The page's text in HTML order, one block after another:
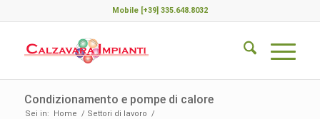
Mobile [+39] 335.648.8032
Condizionamento e pompe di calore
Sei in: Home / Settori di lavoro /